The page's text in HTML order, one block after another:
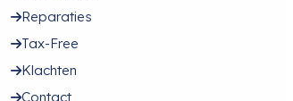
Reparaties
Tax-Free
Klachten
Contact